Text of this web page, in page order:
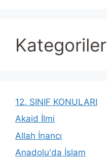
Kategoriler
12. SINIF KONULARI
Akaid İlmi
Allah İnancı
Anadolu'da İslam